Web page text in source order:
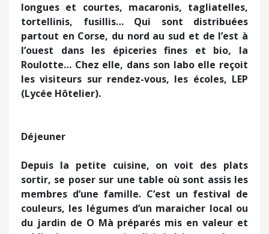
longues et courtes, macaronis, tagliatelles,
tortellinis, fusillis… Qui sont distribuées
partout en Corse, du nord au sud et de l’est à
l’ouest dans les épiceries fines et bio, la
Roulotte… Chez elle, dans son labo elle reçoit
les visiteurs sur rendez-vous, les écoles, LEP
(Lycée Hôtelier).
Déjeuner
Depuis la petite cuisine, on voit des plats
sortir, se poser sur une table où sont assis les
membres d’une famille. C’est un festival de
couleurs, les légumes d’un maraicher local ou
du jardin de O Mà préparés mis en valeur et